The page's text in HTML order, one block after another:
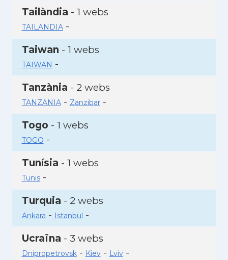
Tailàndia - 1 webs
TAILANDIA-
Taiwan - 1 webs
TAIWAN -
Tanzània - 2 webs
TANZANIA- Zanzibar-
Togo - 1 webs
TOGO -
Tunísia - 1 webs
Tunis-
Turquia - 2 webs
Ankara - Istanbul -
Ucraïna - 3 webs
Dnipropetrovsk- Kiev- Lviv-